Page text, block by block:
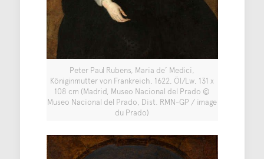
Peter Paul Rubens, Maria de’ Medici,
Königinmutter von Frankreich, 1622, Öl/Lw, 131 x
108 cm (Madrid, Museo Nacional del Prado ©
Museo Nacional del Prado, Dist. RMN-GP / image
du Prado)